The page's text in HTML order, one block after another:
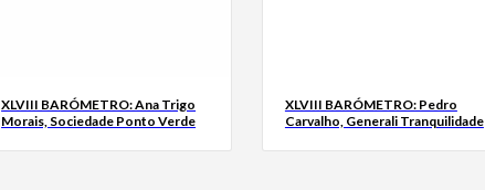
XLVIII BARÓMETRO: Ana Trigo
Morais, Sociedade Ponto Verde
XLVIII BARÓMETRO: Pedro
Carvalho, Generali Tranquilidade